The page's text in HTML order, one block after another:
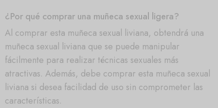
¿Por qué comprar una muñeca sexual ligera?
Al comprar esta muñeca sexual liviana, obtendrá una
muñeca sexual liviana que se puede manipular
fácilmente para realizar técnicas sexuales más
atractivas. Además, debe comprar esta muñeca sexual
liviana si desea facilidad de uso sin comprometer las
características.